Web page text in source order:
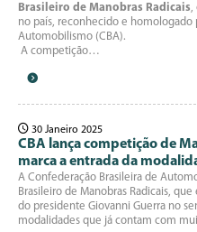
Brasileiro de Manobras Radicais,
no país, reconhecido e homologado
Automobilismo (CBA).
A competição…
30 Janeiro 2025
CBA lança competição de
marca a entrada da
A Confederação Brasileira de
Brasileiro de Manobras Radicais,
do presidente Giovanni Guerra no
modalidades que já contam com